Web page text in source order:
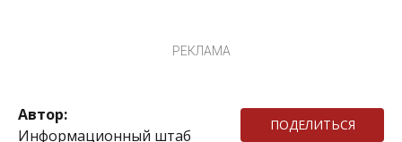
РЕКЛАМА
Автор:
Информационный штаб
ПОДЕЛИТЬСЯ